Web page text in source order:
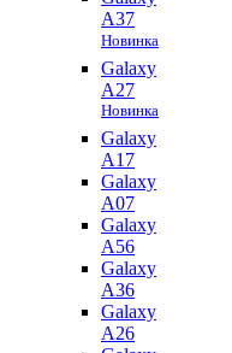
A37
Новинка
Galaxy
A27
Новинка
Galaxy
A17
Galaxy
A07
Galaxy
A56
Galaxy
A36
Galaxy
A26